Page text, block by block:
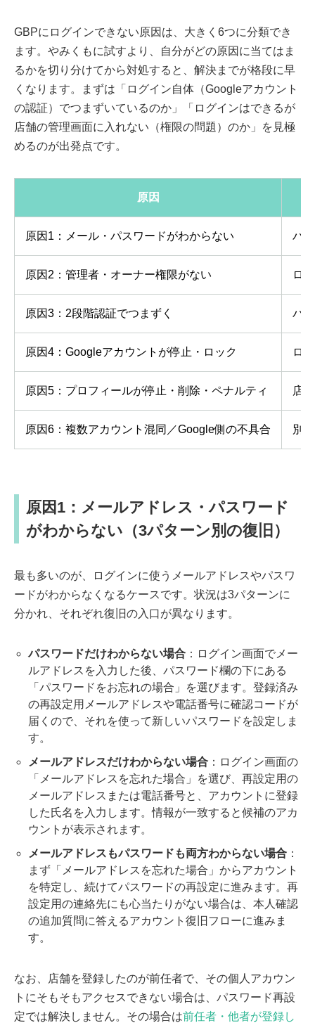
GBPにログインできない原因は、大きく6つに分類でき
ます。やみくもに試すより、自分がどの原因に当てはま
るかを切り分けてから対処すると、解決までが格段に早
くなります。まずは「ログイン自体（Googleアカウント
の認証）でつまずいているのか」「ログインはできるが
店舗の管理画面に入れない（権限の問題）のか」を見極
めるのが出発点です。
原因
原因1：メール・パスワードがわからない パ
原因2：管理者・オーナー権限がない ロ
原因3：2段階認証でつまずく パ
原因4：Googleアカウントが停止・ロック ロ
原因5：プロフィールが停止・削除・ペナルティ 店
原因6：複数アカウント混同／Google側の不具合 別
原因1：メールアドレス・パスワード
がわからない（3パターン別の復旧）
最も多いのが、ログインに使うメールアドレスやパスワ
ードがわからなくなるケースです。状況は3パターンに
分かれ、それぞれ復旧の入口が異なります。
パスワードだけわからない場合 ：ログイン画面でメー
ルアドレスを入力した後、パスワード欄の下にある
「パスワードをお忘れの場合」を選びます。登録済み
の再設定用メールアドレスや電話番号に確認コードが
届くので、それを使って新しいパスワードを設定しま
す。
メールアドレスだけわからない場合 ：ログイン画面の
「メールアドレスを忘れた場合」を選び、再設定用の
メールアドレスまたは電話番号と、アカウントに登録
した氏名を入力します。情報が一致すると候補のアカ
ウントが表示されます。
メールアドレスもパスワードも両方わからない場合 ：
まず「メールアドレスを忘れた場合」からアカウント
を特定し、続けてパスワードの再設定に進みます。再
設定用の連絡先にも心当たりがない場合は、本人確認
の追加質問に答えるアカウント復旧フローに進みま
す。
なお、店舗を登録したのが前任者で、その個人アカウン
トにそもそもアクセスできない場合は、パスワード再設
定では解決しません。その場合は前任者・他者が登録し